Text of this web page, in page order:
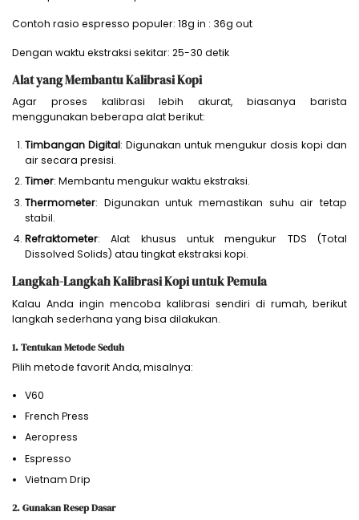
Contoh rasio espresso populer: 18g in : 36g out
Dengan waktu ekstraksi sekitar: 25-30 detik
Alat yang Membantu Kalibrasi Kopi
Agar proses kalibrasi lebih akurat, biasanya barista
menggunakan beberapa alat berikut:
Timbangan Digital: Digunakan untuk mengukur dosis kopi dan
air secara presisi.
Timer: Membantu mengukur waktu ekstraksi.
Thermometer: Digunakan untuk memastikan suhu air tetap
stabil.
Refraktometer: Alat khusus untuk mengukur TDS (Total
Dissolved Solids) atau tingkat ekstraksi kopi.
Langkah-Langkah Kalibrasi Kopi untuk Pemula
Kalau Anda ingin mencoba kalibrasi sendiri di rumah, berikut
langkah sederhana yang bisa dilakukan.
1. Tentukan Metode Seduh
Pilih metode favorit Anda, misalnya:
V60
French Press
Aeropress
Espresso
Vietnam Drip
2. Gunakan Resep Dasar